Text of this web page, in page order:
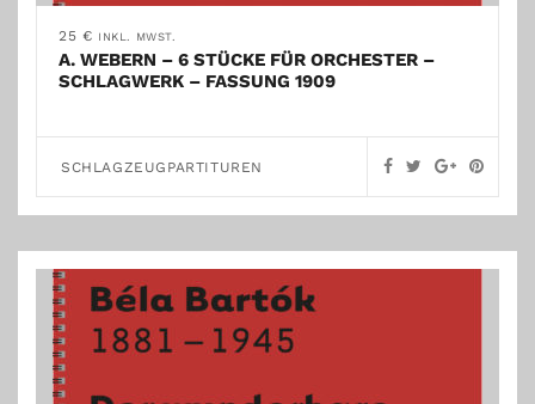
25 € INKL. MWST.
A. WEBERN – 6 STÜCKE FÜR ORCHESTER –
SCHLAGWERK – FASSUNG 1909
SCHLAGZEUGPARTITUREN